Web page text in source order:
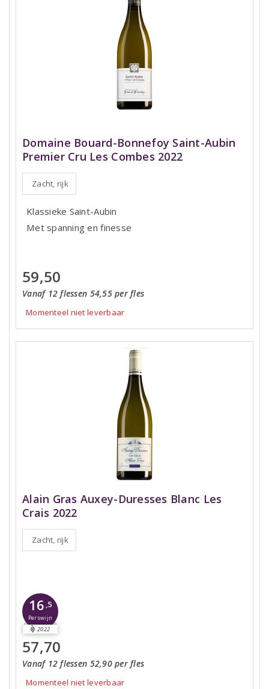
Domaine Bouard-Bonnefoy Saint-Aubin
Premier Cru Les Combes 2022
Zacht, rijk
Klassieke Saint-Aubin
Met spanning en finesse
59,50
Vanaf 12 flessen 54,55 per fles
Momenteel niet leverbaar
Alain Gras Auxey-Duresses Blanc Les
Crais 2022
Zacht, rijk
16 ,5
Perswijn
2022
57,70
Vanaf 12 flessen 52,90 per fles
Momenteel niet leverbaar